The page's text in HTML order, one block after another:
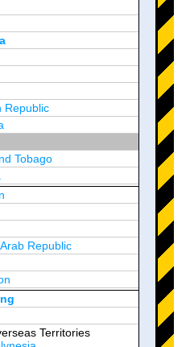
Republic
Tobago
Republic
Arab Emirates
Territories